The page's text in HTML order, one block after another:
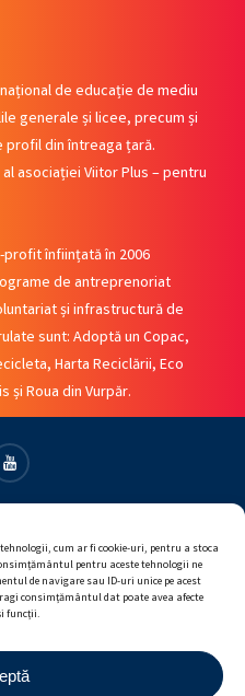
cum ar fi cookie-uri, pentru a stoca
pentru aceste tehnologii ne
de navigare sau ID-uri unice pe acest
consimțământul dat poate avea afecte
funcții.
de educație de mediu
generale și licee, precum și
din întreaga țară.
asociației Viitor Plus – pentru
înființată în 2006
de antreprenoriat
și infrastructură de
sunt: Adoptă un Copac,
Harta Reciclării, Eco
și Roua din Vurpăr.
Youtube